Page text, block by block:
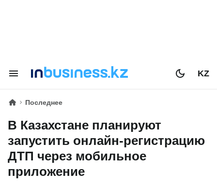
KZ
Последнее
В Казахстане планируют
запустить онлайн-регистрацию
ДТП через мобильное
приложение